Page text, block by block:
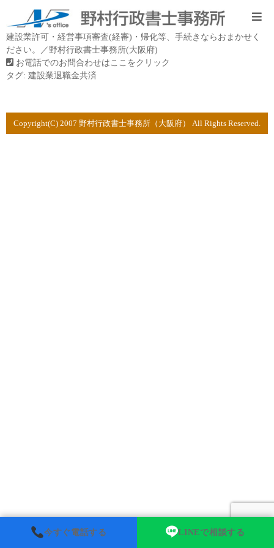
建設業許可・経営事項審査(経審)・帰化等、手続きならおまかせく
ださい。／野村行政書士事務所(大阪府)
お電話でのお問合わせはここをクリック
タグ: 建設業退職金共済
Copyright(C) 2007 野村行政書士事務所（大阪府） All Rights Reserved.
今すぐ電話する LINEで相談する